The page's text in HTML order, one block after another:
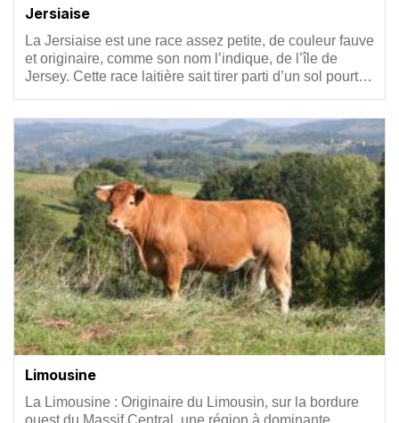
Jersiaise
Résumé
La Jersiaise est une race assez petite, de couleur fauve
et originaire, comme son nom l’indique, de l’île de
Jersey. Cette race laitière sait tirer parti d’un sol pourt…
Vignette
Limousine
Résumé
La Limousine : Originaire du Limousin, sur la bordure
ouest du Massif Central, une région à dominante